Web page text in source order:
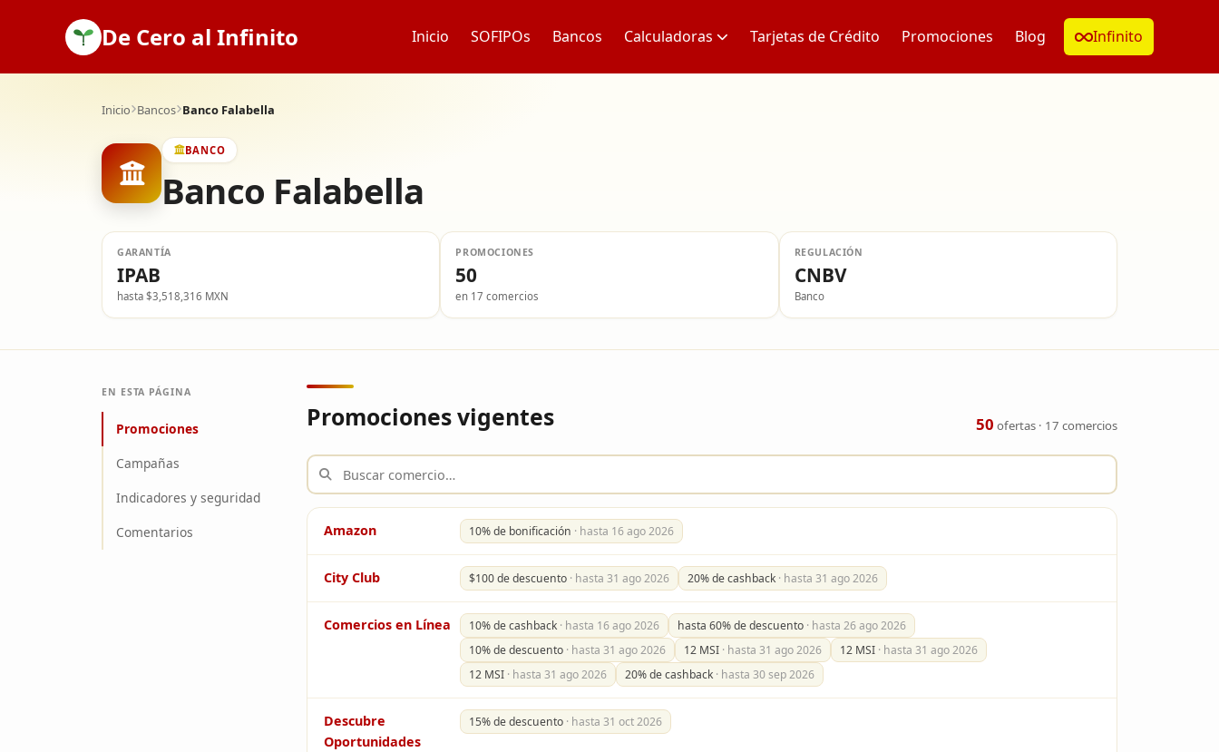
De Cero al Infinito Inicio SOFIPOs Bancos Calculadoras Tarjetas de Crédito Promociones Blog Infinito
Inicio Bancos Banco Falabella
BANCO
Banco Falabella
GARANTÍA
IPAB
hasta $3,518,316 MXN
PROMOCIONES
50
en 17 comercios
REGULACIÓN
CNBV
Banco
EN ESTA PÁGINA
Promociones
Campañas
Indicadores y seguridad
Comentarios
Promociones vigentes 50 ofertas · 17 comercios
Amazon 10% de bonificación · hasta 16 ago 2026
City Club $100 de descuento · hasta 31 ago 2026 20% de cashback · hasta 31 ago 2026
Comercios en Línea 10% de cashback · hasta 16 ago 2026 hasta 60% de descuento · hasta 26 ago 2026
10% de descuento · hasta 31 ago 2026 12 MSI · hasta 31 ago 2026 12 MSI · hasta 31 ago 2026
12 MSI · hasta 31 ago 2026 20% de cashback · hasta 30 sep 2026
Descubre
Oportunidades
15% de descuento · hasta 31 oct 2026